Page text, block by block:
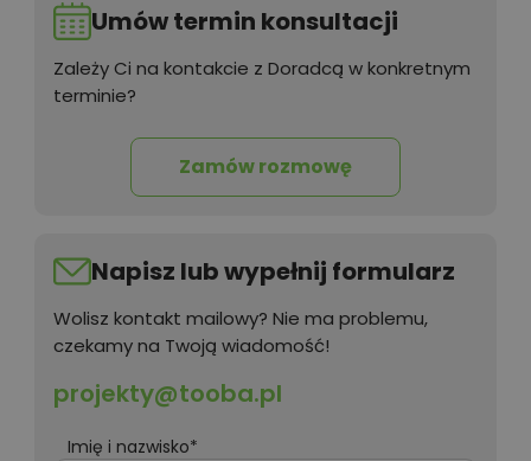
Umów termin konsultacji
Zależy Ci na kontakcie z Doradcą w konkretnym
terminie?
Zamów rozmowę
Napisz lub wypełnij formularz
Wolisz kontakt mailowy? Nie ma problemu,
czekamy na Twoją wiadomość!
projekty@tooba.pl
Imię i nazwisko*